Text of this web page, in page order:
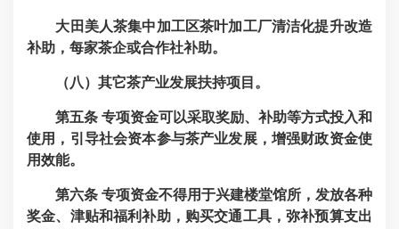
大田美人茶集中加工区茶叶加工厂清洁化提升改造
补助，每家茶企或合作社补助。
（八）其它茶产业发展扶持项目。
第五条 专项资金可以采取奖励、补助等方式投入和
使用，引导社会资本参与茶产业发展，增强财政资金使
用效能。
第六条 专项资金不得用于兴建楼堂馆所，发放各种
奖金、津贴和福利补助，购买交通工具，弥补预算支出